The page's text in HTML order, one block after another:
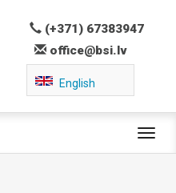
(+371) 67383947
office@bsi.lv
English